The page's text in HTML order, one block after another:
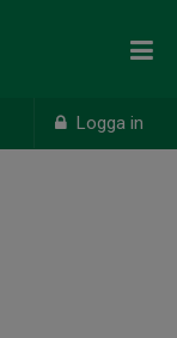
Logga in